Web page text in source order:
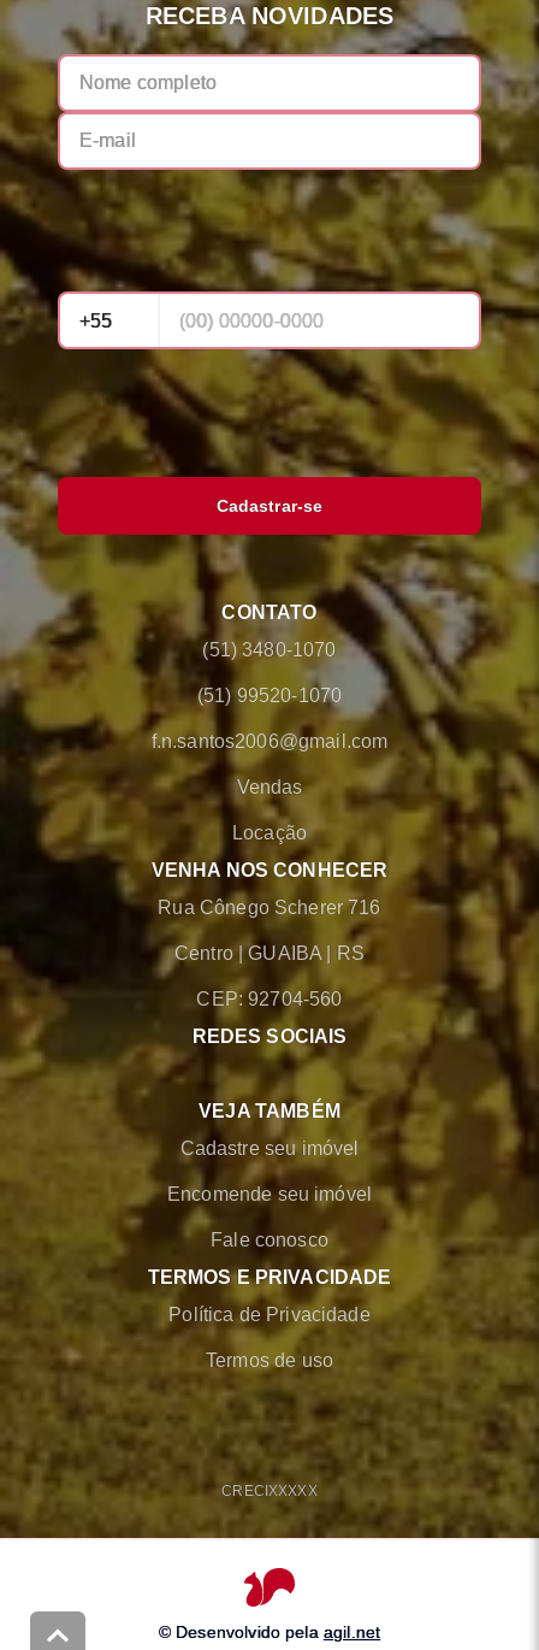
RECEBA NOVIDADES
Cadastrar-se
CONTATO
(51) 3480-1070
(51) 99520-1070
f.n.santos2006@gmail.com
Vendas
Locação
VENHA NOS CONHECER
Rua Cônego Scherer 716
Centro |GUAIBA RS
CEP: 92704-560
REDES SOCIAIS
VEJA TAMBÉM
Cadastre seu imóvel
Encomende seu imóvel
Fale conosco
TERMOS E PRIVACIDADE
Política de Privacidade
Termos de uso
CRECIXXXXX
© Desenvolvido pela agil.net